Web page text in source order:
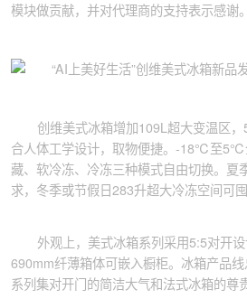
模块做贡献，并对代理商的支持表示感谢。
创维美式冰箱增加109L超大变温区
合人体工学设计，取物便捷。-18℃至5℃
藏、软冷冻、冷冻三种模式自由切换。夏
求，冬季或节假日283升超大冷冻空间可囤
外观上，美式冰箱系列采用5:5对开设
690mm纤薄箱体可嵌入橱柜。冰箱产品
系列集对开门的简洁大气和法式冰箱的尊